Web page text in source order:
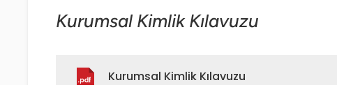
Kurumsal Kimlik Kılavuzu
Kurumsal Kimlik Kılavuzu